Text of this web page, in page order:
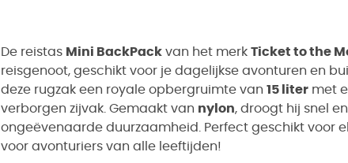
De reistas Mini BackPack van het merk Ticket to the
reisgenoot, geschikt voor je dagelijkse avonturen en
deze rugzak een royale opbergruimte van 15 liter met
verborgen zijvak. Gemaakt van nylon, droogt hij snel
ongeëvenaarde duurzaamheid. Perfect geschikt voor
voor avonturiers van alle leeftijden!